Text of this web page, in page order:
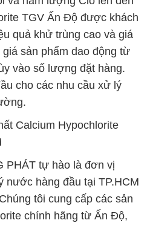
TGV Ấn Độ được khách
quả khử trùng cao và giá
sản phẩm dao động từ
vào số lượng đặt hàng.
cho các nhu cầu xử lý
Calcium Hypochlorite
PHÁT tự hào là đơn vị
nước hàng đầu tại TP.HCM
tôi cung cấp các sản
chính hãng từ Ấn Độ,